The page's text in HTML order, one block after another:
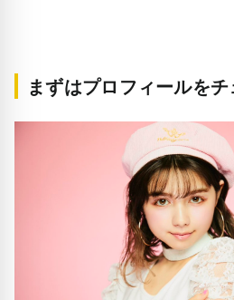
まずはプロフィールをチ